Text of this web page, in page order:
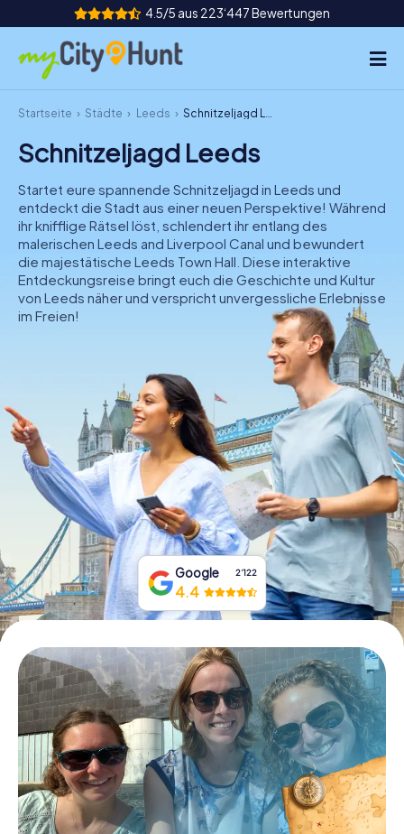
4.5/5 aus 223‘447 Bewertungen
So funktioniert's
Städte
Touren
Teamevent
Tickets
DE
IE
NL
Tickets buchen
Gutscheine bestellen
Startseite Städte Leeds Schnitzeljagd Leeds
Schnitzeljagd Leeds
Startet eure spannende Schnitzeljagd in Leeds und
entdeckt die Stadt aus einer neuen Perspektive! Während
ihr knifflige Rätsel löst, schlendert ihr entlang des
malerischen Leeds and Liverpool Canal und bewundert
die majestätische Leeds Town Hall. Diese interaktive
Entdeckungsreise bringt euch die Geschichte und Kultur
von Leeds näher und verspricht unvergessliche Erlebnisse
im Freien!
Google 2‘122
4.4